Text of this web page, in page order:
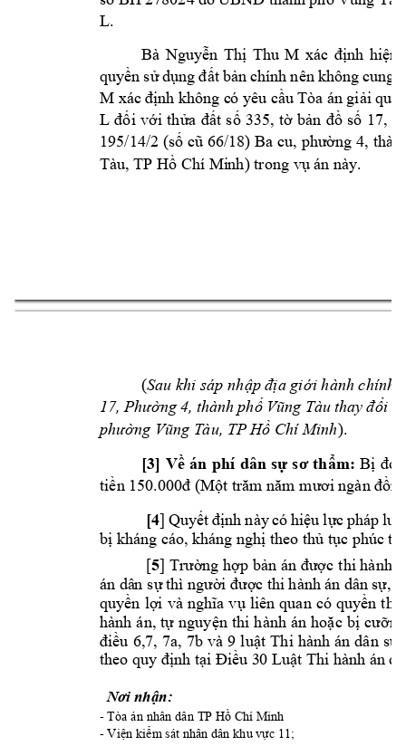
L.
Bà Nguyễn Thị Thu M xác định hiện
quyền sử dụng đất bản chính nên không cung
M xác định không có yêu cầu Tòa án giải quy
L đối với thửa đất số 335, tờ bản đồ số 17,
195/14/2 (số cũ 66/18) Ba cu, phường 4,
Tàu, TP Hồ Chí Minh) trong vụ án này.
(Sau khi sáp nhập địa giới hành chính
17, Phường 4, thành phố Vũng Tàu thay đổi
phường Vũng Tàu, TP Hồ Chí Minh).
[3] Về án phí dân sự sơ thẩm: Bị đơn
tiền 150.000đ (Một trăm năm mươi ngàn
[4] Quyết định này có hiệu lực pháp
bị kháng cáo, kháng nghị theo thủ tục phúc
[5] Trường hợp bản án được thi hành
án dân sự thì người được thi hành án dân sự,
quyền lợi và nghĩa vụ liên quan có quyền
hành án, tự nguyện thi hành án hoặc bị
điều 6,7, 7a, 7b và 9 luật Thi hành án dân sự.
theo quy định tại Điều 30 Luật Thi hành án
Nơi nhận:
- Tòa án nhân dân TP Hồ Chí Minh
- Viện kiểm sát nhân dân khu vực 11;